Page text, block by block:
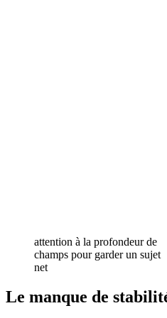
attention à la profondeur de
champs pour garder un sujet
net
Le manque de